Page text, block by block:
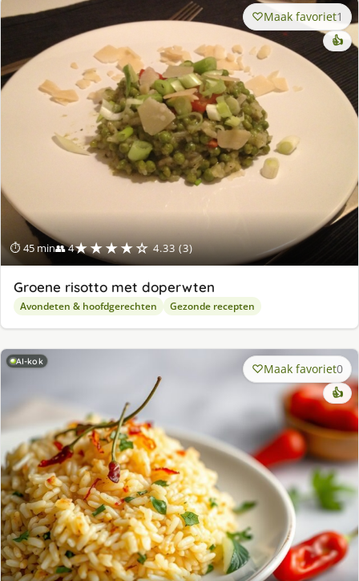
⏱ 45 min👥 4★★★★☆ 4.33 (3)
Maak favoriet1
👍
Groene risotto met doperwten
Avondeten & hoofdgerechten Gezonde recepten
AI-kok Maak favoriet0
👍